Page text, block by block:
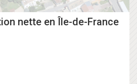
nette en Île-de-France